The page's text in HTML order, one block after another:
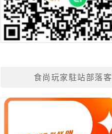
食尚玩家駐站部落客